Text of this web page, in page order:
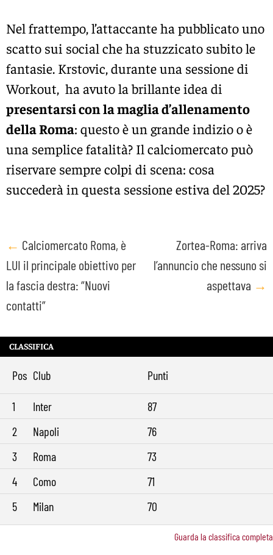
Nel frattempo, l’attaccante ha pubblicato uno
scatto sui social che ha stuzzicato subito le
fantasie. Krstovic, durante una sessione di
Workout, ha avuto la brillante idea di
presentarsi con la maglia d’allenamento
della Roma: questo è un grande indizio o è
una semplice fatalità? Il calciomercato può
riservare sempre colpi di scena: cosa
succederà in questa sessione estiva del 2025?
Post
navigation
← Calciomercato Roma, è
LUI il principale obiettivo per
la fascia destra: “Nuovi
contatti”
Zortea-Roma: arriva
l’annuncio che nessuno si
aspettava →
CLASSIFICA
Pos Club Punti
1 Inter
87
2
Napoli
76
3
Roma
73
4
Como
71
5
Milan 70
Guarda la classifica completa